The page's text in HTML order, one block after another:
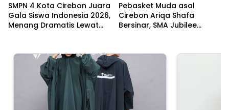
SMPN 4 Kota Cirebon Juara
Gala Siswa Indonesia 2026,
Menang Dramatis Lewat
Pebasket Muda asal
Cirebon Ariqa Shafa
Bersinar, SMA Jubilee